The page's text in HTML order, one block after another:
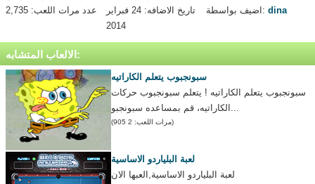
عدد مرات اللعب: 2,735
تاريخ الاضافه: 24 فبراير
2014
اضيف بواسطة:dina
الالعاب المتشابه:
سبونجبوب يتعلم الكاراتيه
سبونجبوب يتعلم الكاراتيه ! يتعلم سبونجبوب حركات
الكاراتيه، قم بمساعده سبونجبو...
(مرات اللعب: 2 905)
لعبة البلياردو الاساسية
لعبة البلياردو الاساسية,العبها الان